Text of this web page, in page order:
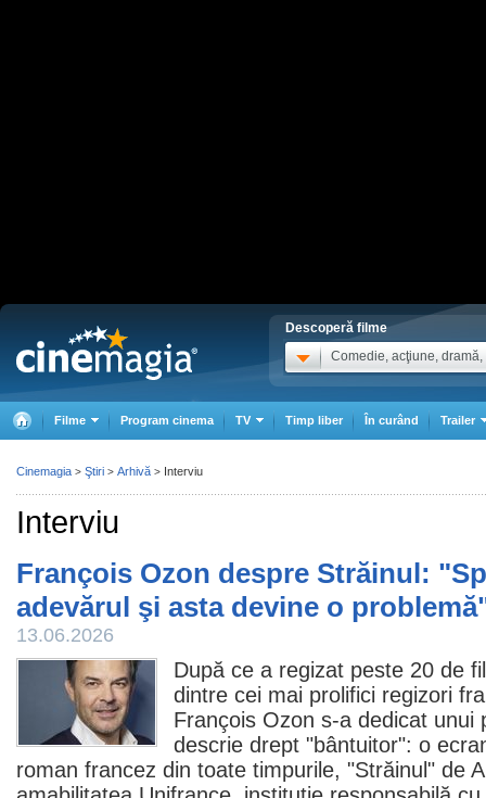
Descoperă filme
Comedie, acţiune, dramă,
Filme Program cinema TV Timp liber În curând Trailer
Interviu
François Ozon despre Străinul:
adevărul şi asta devine o
13.06.2026
După ce a regizat peste 20 de
dintre cei mai prolifici regizori
François Ozon s-a dedicat unui
descrie drept "bântuitor": o
roman francez din toate timpurile, "Străinul " de
Cinemagia > Ştiri > Arhivă > Interviu